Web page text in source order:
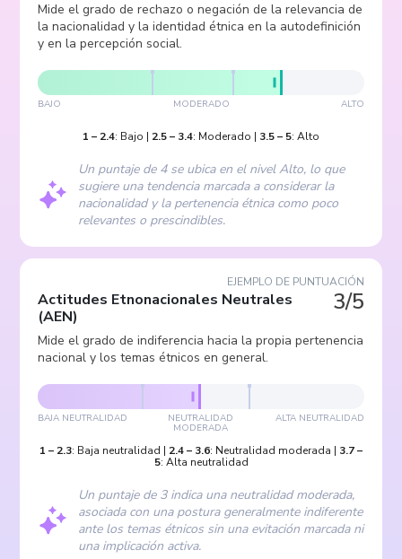
Mide el grado de rechazo o negación de la relevancia de
la nacionalidad y la identidad étnica en la autodefinición
y en la percepción social.
BAJO MODERADO ALTO
1 – 2.4: Bajo | 2.5– 3.4: Moderado | 3.5– 5: Alto
Un puntaje de 4 se ubica en el nivel Alto, lo que
sugiere una tendencia marcada a considerar la
nacionalidad y la pertenencia étnica como poco
relevantes o prescindibles.
EJEMPLO DE PUNTUACIÓN
3/5
Actitudes Etnonacionales Neutrales
(AEN)
Mide el grado de indiferencia hacia la propia pertenencia
nacional y los temas étnicos en general.
BAJA NEUTRALIDAD NEUTRALIDAD
MODERADA
ALTA NEUTRALIDAD
1 – 2.3: Baja neutralidad | 2.4– 3.6: Neutralidad moderada | 3.7–
5: Alta neutralidad
Un puntaje de 3 indica una neutralidad moderada,
asociada con una postura generalmente indiferente
ante los temas étnicos sin una evitación marcada ni
una implicación activa.